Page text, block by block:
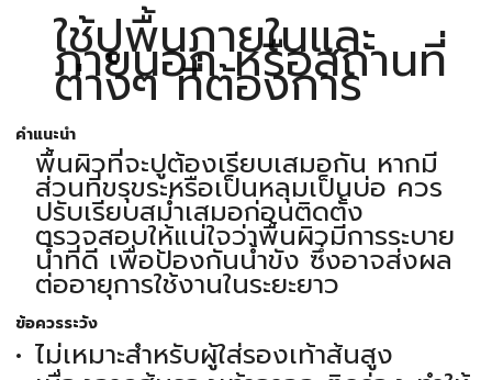
ใช้ปูพื้นภายในและ
ภายนอก หรือสถานที่
ต่างๆ ที่ต้องการ
คำแนะนำ
พื้นผิวที่จะปูต้องเรียบเสมอกัน หากมี
ส่วนที่ขรุขระหรือเป็นหลุมเป็นบ่อ ควร
ปรับเรียบสม่ำเสมอก่อนติดตั้ง
ตรวจสอบให้แน่ใจว่าพื้นผิวมีการระบาย
น้ำที่ดี เพื่อป้องกันน้ำขัง ซึ่งอาจส่งผล
ต่ออายุการใช้งานในระยะยาว
ข้อควรระวัง
ไม่เหมาะสำหรับผู้ใส่รองเท้าส้นสูง